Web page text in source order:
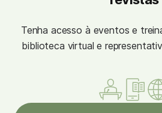
Tenha acesso à eventos e
biblioteca virtual e